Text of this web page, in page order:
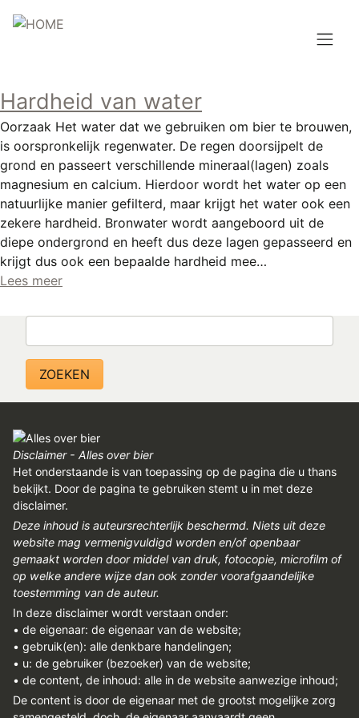
en
gaan
ADVERTEREN
PERS/PUBLICATIES
FACEBOOK
LINKS
Hoofdnavigatie
HOME
BROUWEN
BLOG
AANBOD
AGENDA
Hardheid van water
Oorzaak Het water dat we gebruiken om bier te brouwen,
is oorspronkelijk regenwater. De regen doorsijpelt de
grond en passeert verschillende mineraal(lagen) zoals
magnesium en calcium. Hierdoor wordt het water op een
natuurlijke manier gefilterd, maar krijgt het water ook een
zekere hardheid. Bronwater wordt aangeboord uit de
diepe ondergrond en heeft dus deze lagen gepasseerd en
krijgt dus ook een bepaalde hardheid mee…
Lees meer
Disclaimer - Alles over bier
Het onderstaande is van toepassing op de pagina die u thans
bekijkt. Door de pagina te gebruiken stemt u in met deze
disclaimer.
Deze inhoud is auteursrechterlijk beschermd. Niets uit deze
website mag vermenigvuldigd worden en/of openbaar
gemaakt worden door middel van druk, fotocopie, microfilm of
op welke andere wijze dan ook zonder voorafgaandelijke
toestemming van de auteur.
In deze disclaimer wordt verstaan onder:
• de eigenaar: de eigenaar van de website;
• gebruik(en): alle denkbare handelingen;
• u: de gebruiker (bezoeker) van de website;
• de content, de inhoud: alle in de website aanwezige inhoud;
De content is door de eigenaar met de grootst mogelijke zorg